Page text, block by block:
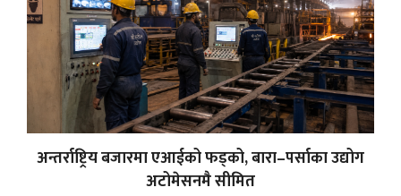
अन्तर्राष्ट्रिय बजारमा एआईको फड्को, बारा–पर्साका उद्योग
अटोमेसनमै सीमित